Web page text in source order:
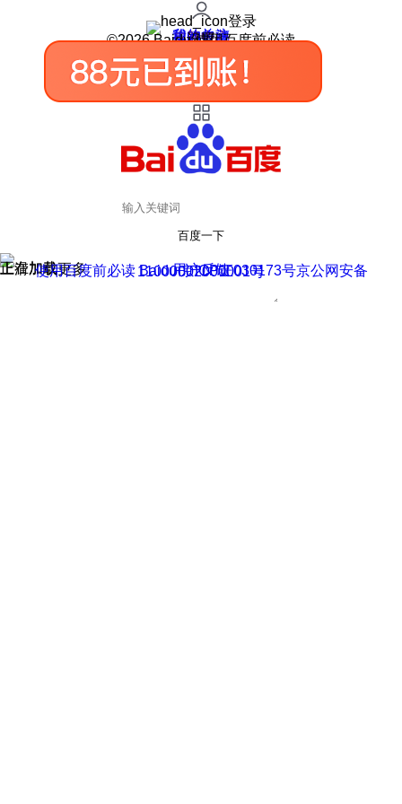
登录
我的关注
我的收藏
皮肤中心
用户反馈
设置
©2026 Baidu 使用百度前必读
百度一下
正在加载
上滑加载更多 用户反馈
使用百度前必读 Baidu 京ICP证030173号
京公网安备11000002000001号